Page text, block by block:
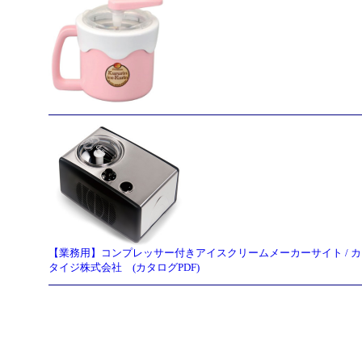
【業務用】コンプレッサー付きアイスクリームメーカーサイト /
タイジ株式会社 (カタログPDF)